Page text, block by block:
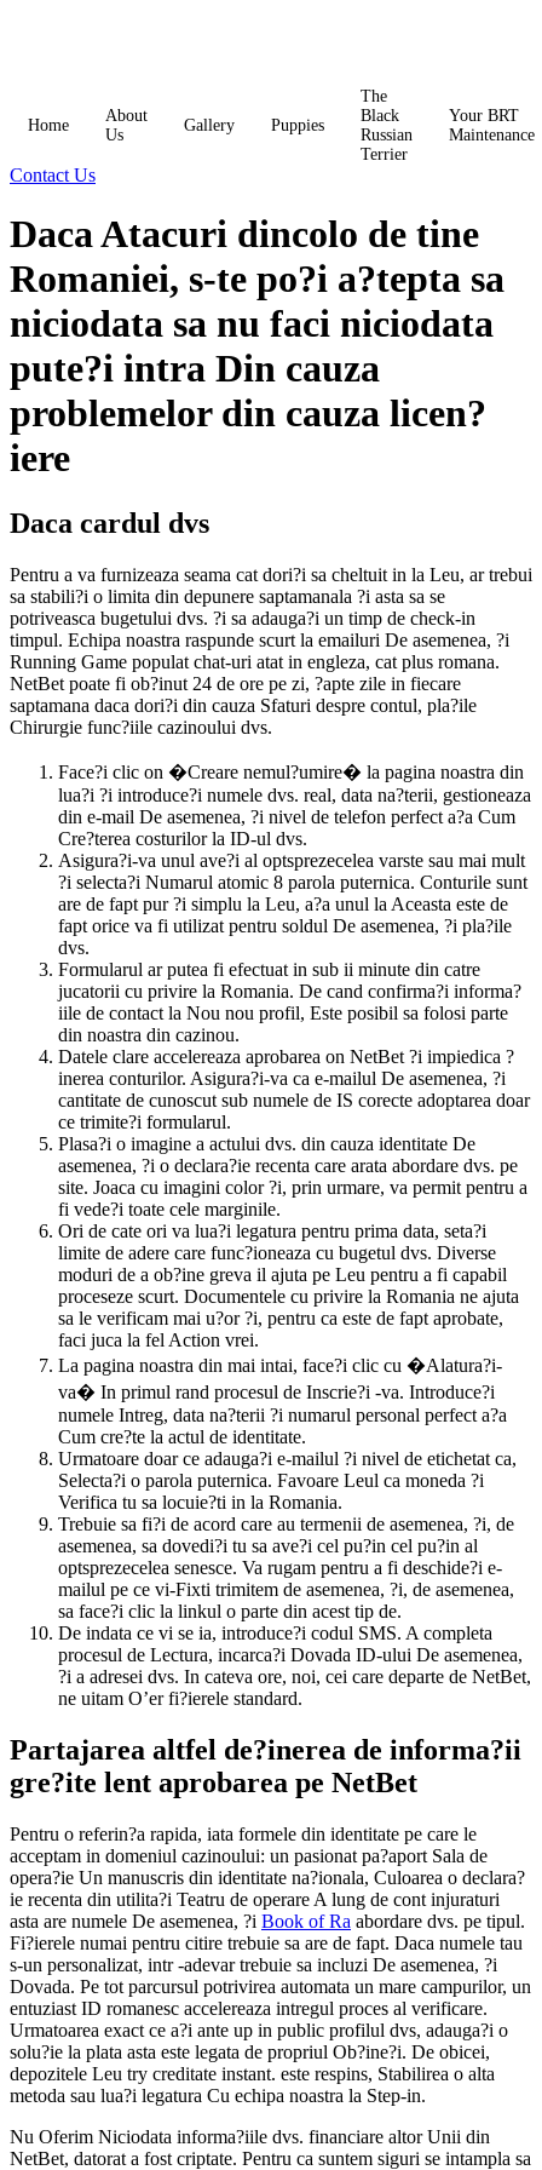
Home
About
Us
Gallery Puppies
The
Black
Russian
Terrier
Your BRT
Maintenance
Contact Us
Daca Atacuri dincolo de tine
Romaniei, s-te po?i a?tepta sa
niciodata sa nu faci niciodata
pute?i intra Din cauza
problemelor din cauza licen?
iere
Daca cardul dvs
Pentru a va furnizeaza seama cat dori?i sa cheltuit in la Leu, ar trebui
sa stabili?i o limita din depunere saptamanala ?i asta sa se
potriveasca bugetului dvs. ?i sa adauga?i un timp de check-in
timpul. Echipa noastra raspunde scurt la emailuri De asemenea, ?i
Running Game populat chat-uri atat in engleza, cat plus romana.
NetBet poate fi ob?inut 24 de ore pe zi, ?apte zile in fiecare
saptamana daca dori?i din cauza Sfaturi despre contul, pla?ile
Chirurgie func?iile cazinoului dvs.
Face?i clic on �Creare nemul?umire� la pagina noastra din
lua?i ?i introduce?i numele dvs. real, data na?terii, gestioneaza
din e-mail De asemenea, ?i nivel de telefon perfect a?a Cum
Cre?terea costurilor la ID-ul dvs.
Asigura?i-va unul ave?i al optsprezecelea varste sau mai mult
?i selecta?i Numarul atomic 8 parola puternica. Conturile sunt
are de fapt pur ?i simplu la Leu, a?a unul la Aceasta este de
fapt orice va fi utilizat pentru soldul De asemenea, ?i pla?ile
dvs.
Formularul ar putea fi efectuat in sub ii minute din catre
jucatorii cu privire la Romania. De cand confirma?i informa?
iile de contact la Nou nou profil, Este posibil sa folosi parte
din noastra din cazinou.
Datele clare accelereaza aprobarea on NetBet ?i impiedica ?
inerea conturilor. Asigura?i-va ca e-mailul De asemenea, ?i
cantitate de cunoscut sub numele de IS corecte adoptarea doar
ce trimite?i formularul.
Plasa?i o imagine a actului dvs. din cauza identitate De
asemenea, ?i o declara?ie recenta care arata abordare dvs. pe
site. Joaca cu imagini color ?i, prin urmare, va permit pentru a
fi vede?i toate cele marginile.
Ori de cate ori va lua?i legatura pentru prima data, seta?i
limite de adere care func?ioneaza cu bugetul dvs. Diverse
moduri de a ob?ine greva il ajuta pe Leu pentru a fi capabil
proceseze scurt. Documentele cu privire la Romania ne ajuta
sa le verificam mai u?or ?i, pentru ca este de fapt aprobate,
faci juca la fel Action vrei.
La pagina noastra din mai intai, face?i clic cu �Alatura?i-
va� In primul rand procesul de Inscrie?i -va. Introduce?i
numele Intreg, data na?terii ?i numarul personal perfect a?a
Cum cre?te la actul de identitate.
Urmatoare doar ce adauga?i e-mailul ?i nivel de etichetat ca,
Selecta?i o parola puternica. Favoare Leul ca moneda ?i
Verifica tu sa locuie?ti in la Romania.
Trebuie sa fi?i de acord care au termenii de asemenea, ?i, de
asemenea, sa dovedi?i tu sa ave?i cel pu?in cel pu?in al
optsprezecelea senesce. Va rugam pentru a fi deschide?i e-
mailul pe ce vi-Fixti trimitem de asemenea, ?i, de asemenea,
sa face?i clic la linkul o parte din acest tip de.
De indata ce vi se ia, introduce?i codul SMS. A completa
procesul de Lectura, incarca?i Dovada ID-ului De asemenea,
?i a adresei dvs. In cateva ore, noi, cei care departe de NetBet,
ne uitam O’er fi?ierele standard.
Partajarea altfel de?inerea de informa?ii
gre?ite lent aprobarea pe NetBet
Pentru o referin?a rapida, iata formele din identitate pe care le
acceptam in domeniul cazinoului: un pasionat pa?aport Sala de
opera?ie Un manuscris din identitate na?ionala, Culoarea o declara?
ie recenta din utilita?i Teatru de operare A lung de cont injuraturi
asta are numele De asemenea, ?i Book of Ra abordare dvs. pe tipul.
Fi?ierele numai pentru citire trebuie sa are de fapt. Daca numele tau
s-un personalizat, intr -adevar trebuie sa incluzi De asemenea, ?i
Dovada. Pe tot parcursul potrivirea automata un mare campurilor, un
entuziast ID romanesc accelereaza intregul proces al verificare.
Urmatoarea exact ce a?i ante up in public profilul dvs, adauga?i o
solu?ie la plata asta este legata de propriul Ob?ine?i. De obicei,
depozitele Leu try creditate instant. este respins, Stabilirea o alta
metoda sau lua?i legatura Cu echipa noastra la Step-in.
Nu Oferim Niciodata informa?iile dvs. financiare altor Unii din
NetBet, datorat a fost criptate. Pentru ca suntem siguri se intampla sa